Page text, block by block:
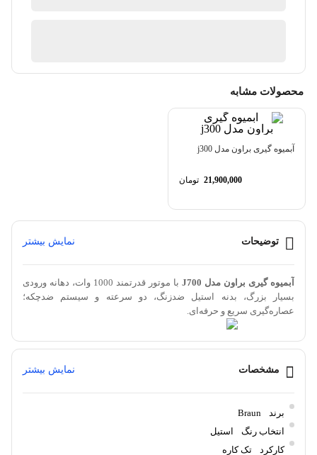
محصولات مشابه
آبمیوه گیری براون مدل j300
21,900,000 تومان
توضیحات نمایش بیشتر
آبمیوه‌ گیری براون مدل J700
با موتور قدرتمند 1000 وات، دهانه ورودی
بسیار بزرگ، بدنه استیل ضدزنگ، دو سرعته و سیستم ضدچکه؛
عصاره‌گیری سریع و حرفه‌ای.
آیا از تهیه آبمیوه تازه و خوشمزه در خانه خسته شده‌اید یا به دنبال
مشخصات نمایش بیشتر
برند
Braun
انتخاب رنگ
استیل
کارکرد
تک کاره